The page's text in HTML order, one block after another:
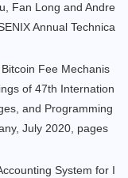
Fan Long and Andre
Annual Technica
Fee Mechanis
of 47th Internation
and Programming
July 2020, pages
System for I